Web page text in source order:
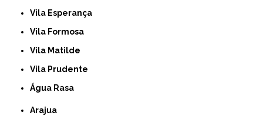
Vila Esperança
Vila Formosa
Vila Matilde
Vila Prudente
Água Rasa
Arajua